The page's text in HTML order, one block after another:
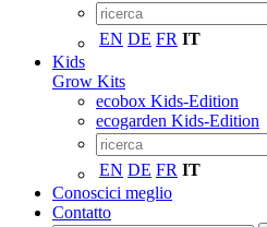
EN DE FR IT
Kids
Grow Kits
ecobox Kids-Edition
ecogarden Kids-Edition
EN DE FR IT
Conoscici meglio
Contatto